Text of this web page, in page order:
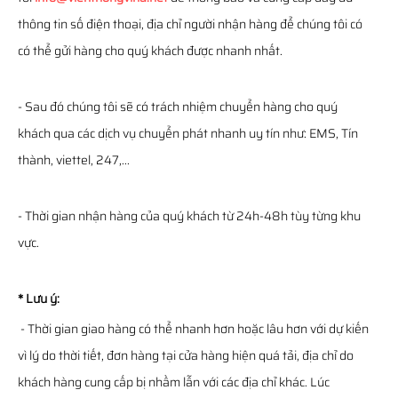
thông tin số điện thoại, địa chỉ người nhận hàng để chúng tôi có
có thể gửi hàng cho quý khách được nhanh nhất.
- Sau đó chúng tôi sẽ có trách nhiệm chuyển hàng cho quý
khách qua các dịch vụ chuyển phát nhanh uy tín như: EMS, Tín
thành, viettel, 247,...
- Thời gian nhận hàng của quý khách từ 24h-48h tùy từng khu
vực.
* Lưu ý:
- Thời gian giao hàng có thể nhanh hơn hoặc lâu hơn với dự kiến
vì lý do thời tiết, đơn hàng tại cửa hàng hiện quá tải, địa chỉ do
khách hàng cung cấp bị nhầm lẫn với các địa chỉ khác. Lúc